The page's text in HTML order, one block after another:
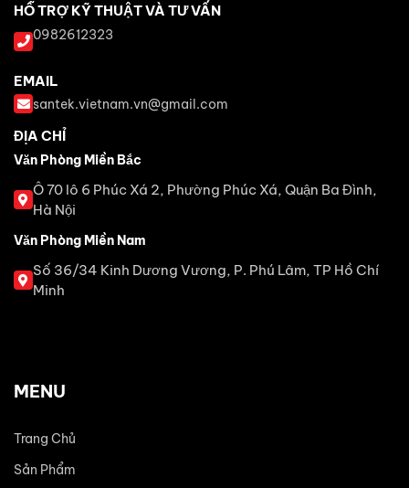
HỖ TRỢ KỸ THUẬT VÀ TƯ VẤN
0982612323
EMAIL
santek.vietnam.vn@gmail.com
ĐỊA CHỈ
Văn Phòng Miền Bắc
Ô 70 lô 6 Phúc Xá 2, Phường Phúc Xá, Quận Ba Đình,
Hà Nội
Văn Phòng Miền Nam
Số 36/34 Kinh Dương Vương, P. Phú Lâm, TP Hồ Chí
Minh
MENU
Trang Chủ
Sản Phẩm